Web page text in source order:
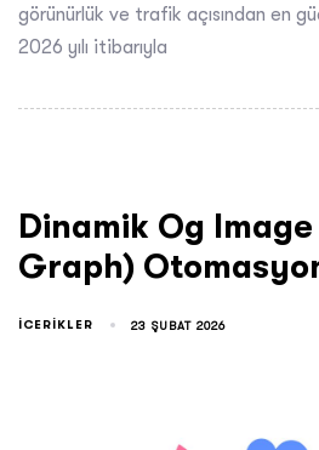
görünürlük ve trafik açısından en
2026 yılı itibarıyla
Dinamik Og
Graph)
ICERIKLER 23 ŞUBAT 2026